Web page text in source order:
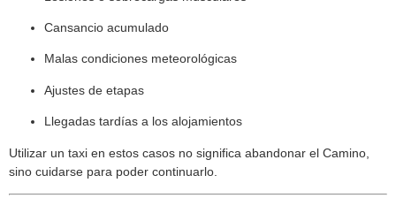
Cansancio acumulado
Malas condiciones meteorológicas
Ajustes de etapas
Llegadas tardías a los alojamientos
Utilizar un taxi en estos casos no significa abandonar el Camino,
sino cuidarse para poder continuarlo.